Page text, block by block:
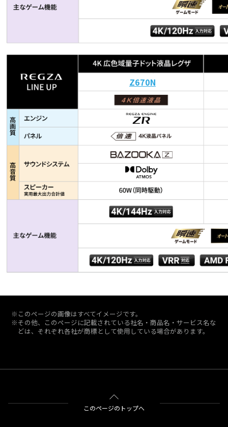
Z670N
※このページの画像はすべてイメージです。
※その他、このページに記載されている社名・商品名・サービス名な
どは、それぞれ各社が商標として使用している場合があります。
このページのトップへ